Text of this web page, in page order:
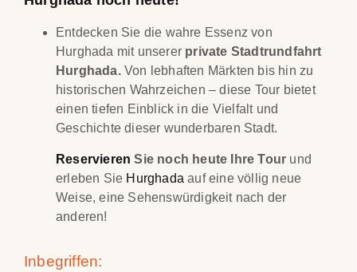
Entdecken Sie die wahre Essenz von
Hurghada mit unserer private Stadtrundfahrt
Hurghada.Von lebhaften Märkten bis hin zu
historischen Wahrzeichen – diese Tour bietet
einen tiefen Einblick in die Vielfalt und
Geschichte dieser wunderbaren Stadt.
Reservieren Sie noch heute Ihre Tour und
erleben Sie Hurghada auf eine völlig neue
Weise, eine Sehenswürdigkeit nach der
anderen!
Inbegriffen: